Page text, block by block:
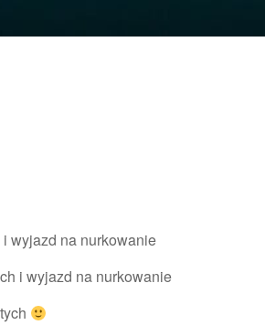
wyjazd na nurkowanie
i wyjazd na nurkowanie